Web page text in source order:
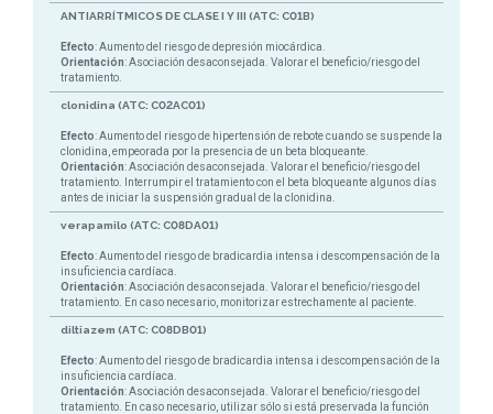
ANTIARRÍTMICOS DE CLASE I Y III (ATC: C01B)
Efecto: Aumento del riesgo de depresión miocárdica.
Orientación: Asociación desaconsejada. Valorar el beneficio/riesgo del
tratamiento.
clonidina (ATC: C02AC01)
Efecto: Aumento del riesgo de hipertensión de rebote cuando se suspende la
clonidina, empeorada por la presencia de un beta bloqueante.
Orientación: Asociación desaconsejada. Valorar el beneficio/riesgo del
tratamiento. Interrumpir el tratamiento con el beta bloqueante algunos días
antes de iniciar la suspensión gradual de la clonidina.
verapamilo (ATC: C08DA01)
Efecto: Aumento del riesgo de bradicardia intensa i descompensación de la
insuficiencia cardíaca.
Orientación: Asociación desaconsejada. Valorar el beneficio/riesgo del
tratamiento. En caso necesario, monitorizar estrechamente al paciente.
diltiazem (ATC: C08DB01)
Efecto: Aumento del riesgo de bradicardia intensa i descompensación de la
insuficiencia cardíaca.
Orientación: Asociación desaconsejada. Valorar el beneficio/riesgo del
tratamiento. En caso necesario, utilizar sólo si está preservada la función